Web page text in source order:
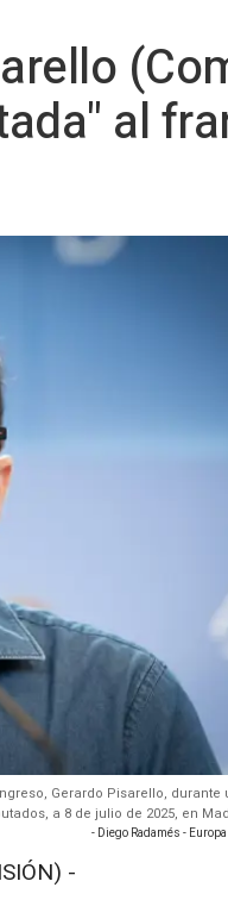
al
Gerardo Pisarello, durante
a 8 de julio de 2025, en
- Diego Radamés -
-